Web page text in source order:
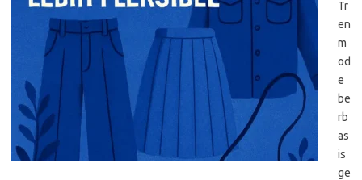
Tr
en
m
od
e
be
rb
as
is
ge